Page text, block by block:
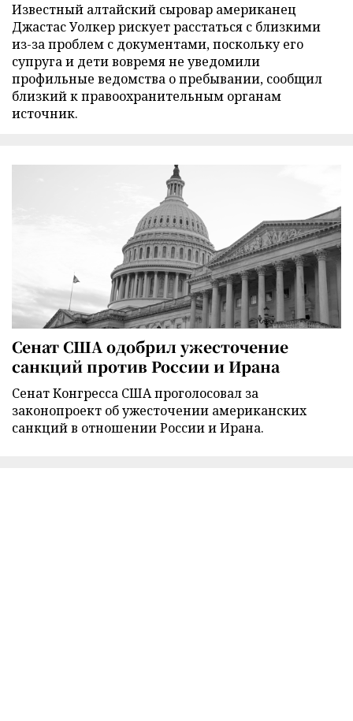
Известный алтайский сыровар американец
Джастас Уолкер рискует расстаться с близкими
из-за проблем с документами, поскольку его
супруга и дети вовремя не уведомили
профильные ведомства о пребывании, сообщил
близкий к правоохранительным органам
источник.
Сенат США одобрил ужесточение
санкций против России и Ирана
Сенат Конгресса США проголосовал за
законопроект об ужесточении американских
санкций в отношении России и Ирана.